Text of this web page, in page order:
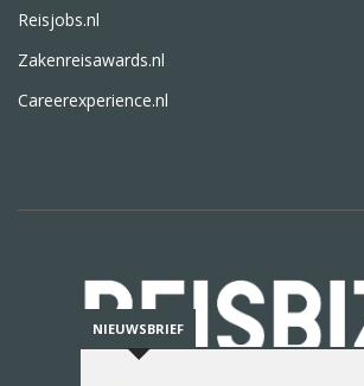
Reisjobs.nl
Zakenreisawards.nl
Careerexperience.nl
NIEUWSBRIEF